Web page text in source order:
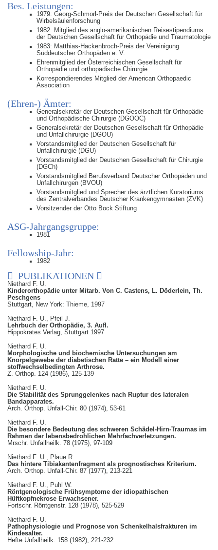
Bes. Leistungen:
1979: Georg-Schmorl-Preis der Deutschen Gesellschaft für
Wirbelsäulenforschung
1982: Mitglied des anglo-amerikanischen Reisestipendiums
der Deutschen Gesellschaft für Orthopädie und Traumatologie
1983: Matthias-Hackenbroch-Preis der Vereinigung
Süddeutscher Orthopäden e. V.
Ehrenmitglied der Österreichischen Gesellschaft für
Orthopädie und orthopädische Chirurgie
Korrespondierendes Mitglied der American Orthopaedic
Association
(Ehren-) Ämter:
Generalsekretär der Deutschen Gesellschaft für Orthopädie
und Orthopädische Chirurgie (DGOOC)
Generalsekretär der Deutschen Gesellschaft für Orthopädie
und Unfallchirurgie (DGOU)
Vorstandsmitglied der Deutschen Gesellschaft für
Unfallchirurgie (DGU)
Vorstandsmitglied der Deutschen Gesellschaft für Chirurgie
(DGCh)
Vorstandsmitglied Berufsverband Deutscher Orthopäden und
Unfallchirurgen (BVOU)
Vorstandsmitglied und Sprecher des ärztlichen Kuratoriums
des Zentralverbandes Deutscher Krankengymnasten (ZVK)
Vorsitzender der Otto Bock Stiftung
ASG-Jahrgangsgruppe:
1981
Fellowship-Jahr:
1982
PUBLIKATIONEN
Niethard F. U.
Kinderorthopädie unter Mitarb. Von C. Castens, L. Döderlein, Th.
Peschgens
Stuttgart, New York: Thieme, 1997
Niethard F. U., Pfeil J.
Lehrbuch der Orthopädie, 3. Aufl.
Hippokrates Verlag, Stuttgart 1997
Niethard F. U.
Morphologische und biochemische Untersuchungen am
Knorpelgewebe der diabetischen Ratte – ein Modell einer
stoffwechselbedingten Arthrose.
Z. Orthop. 124 (1986), 125-139
Niethard F. U.
Die Stabilität des Sprunggelenkes nach Ruptur des lateralen
Bandapparates.
Arch. Orthop. Unfall-Chir. 80 (1974), 53-61
Niethard F. U.
Die besondere Bedeutung des schweren Schädel-Hirn-Traumas im
Rahmen der lebensbedrohlichen Mehrfachverletzungen.
Mrschr. Unfallheilk. 78 (1975), 97-109
Niethard F. U., Plaue R.
Das hintere Tibiakantenfragment als prognostisches Kriterium.
Arch. Orthop. Unfall-Chir. 87 (1977), 213-221
Niethard F. U., Puhl W.
Röntgenologische Frühsymptome der idiopathischen
Hüftkopfnekrose Erwachsener.
Fortschr. Röntgenstr. 128 (1978), 525-529
Niethard F. U.
Pathophysiologie und Prognose von Schenkelhalsfrakturen im
Kindesalter.
Hefte Unfallheilk. 158 (1982), 221-232